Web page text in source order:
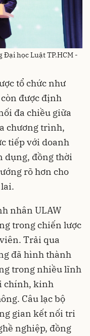
học Luật TP.HCM -
tổ chức như
được định
đa chiều giữa
chương trình,
tiếp với doanh
dụng, đồng thời
rõ hơn cho
nhân ULAW
trong chiến lược
Trải qua
đã hình thành
trong nhiều lĩnh
chính, kinh
Câu lạc bộ
gian kết nối tri
nghiệp, đồng